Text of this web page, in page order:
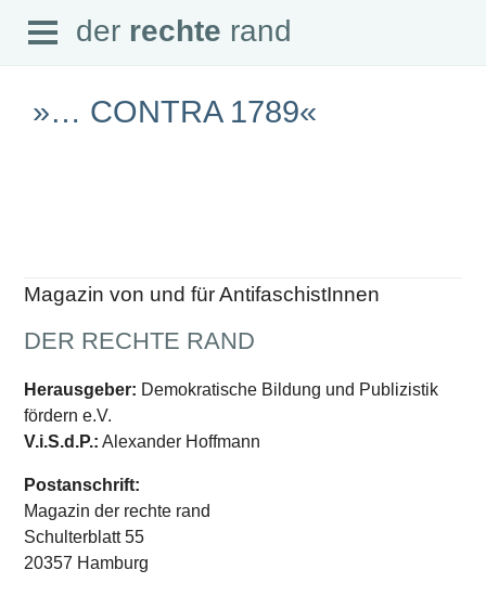
der rechte rand
Magazin
Abonnement
Datenschutz
SCHWERPUNKTE
Schwerpunkte Übersicht
Schwerpunkt AFD-Verbot
Schwerpunkt zur USA und Faschist Trump
Schwerpunkt »Identitäre Bewegung«
Schwerpunkt »Reichsbürger«
Open
Menu
der rechte rand
»… CONTRA 1789«
Magazin von und für AntifaschistInnen
DER RECHTE RAND
Herausgeber: Demokratische Bildung und Publizistik
fördern e.V.
V.i.S.d.P.: Alexander Hoffmann
Postanschrift:
Magazin der rechte rand
Schulterblatt 55
20357 Hamburg